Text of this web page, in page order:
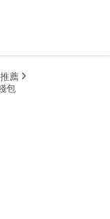
薦
包